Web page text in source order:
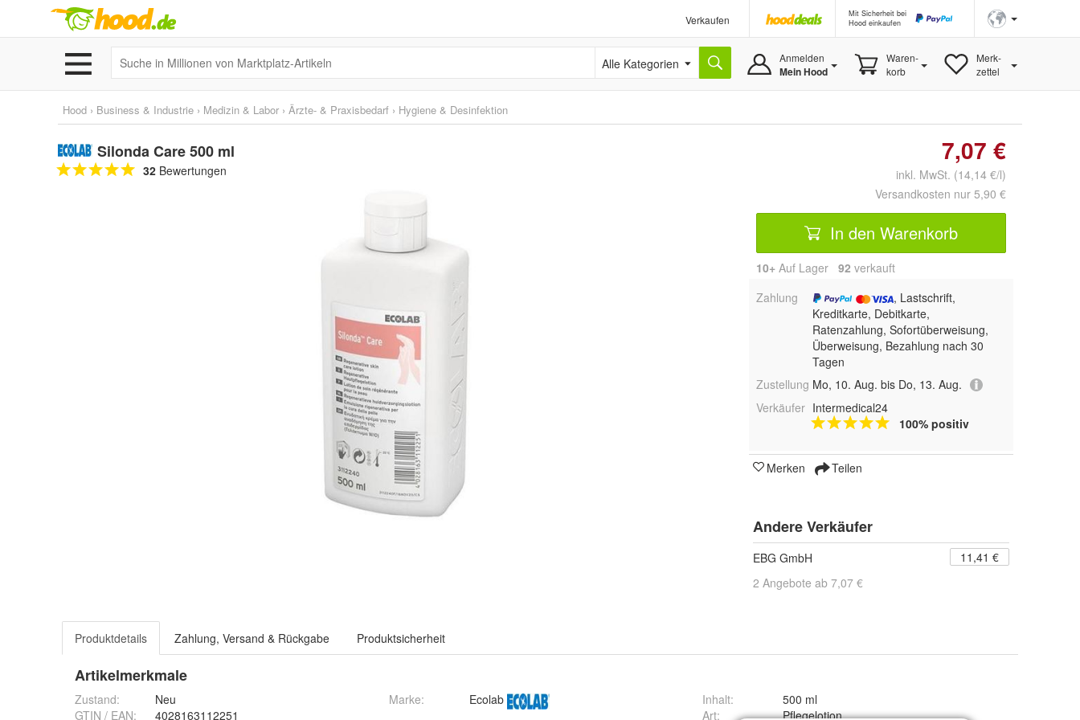
Verkaufen
Mit Sicherheit bei
Hood einkaufen
Alle Kategorien Anmelden
Mein Hood
Waren-
korb
Merk-
zettel
Hood › Business & Industrie › Medizin & Labor › Ärzte- & Praxisbedarf › Hygiene & Desinfektion
Silonda Care 500 ml
32 Bewertungen
7,07 €
inkl. MwSt. (14,14 €/l)
Versandkosten nur 5,90 €
In den Warenkorb
10+ Auf Lager 92 verkauft
Zahlung
, Lastschrift,
Kreditkarte, Debitkarte,
Ratenzahlung, Sofortüberweisung,
Überweisung, Bezahlung nach 30
Tagen
Zustellung Mo, 10. Aug. bis Do, 13. Aug.
Verkäufer Intermedical24
100% positiv
Merken Teilen
Andere Verkäufer
EBG GmbH
11,41 €
2 Angebote ab 7,07 €
Produktdetails Zahlung, Versand & Rückgabe Produktsicherheit
Artikelmerkmale
Zustand:
Neu
GTIN / EAN:
4028163112251
Marke: Ecolab Inhalt:
500 ml
Art: Pflegelotion